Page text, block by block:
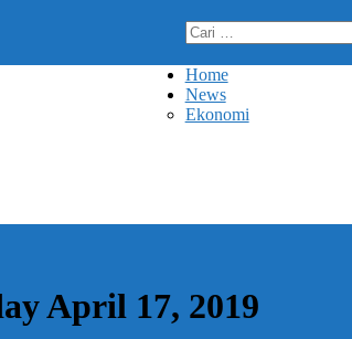
Cari
untuk:
Home
News
Ekonomi
April 17, 2019